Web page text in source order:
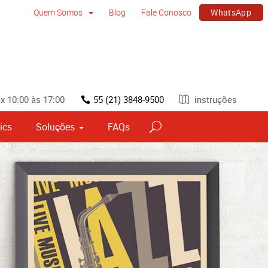
Quem Somos Blog Fale Conosco WhatsApp
10:00 às 17:00 55 (21) 3848-9500 instruções
Soluções FAQs